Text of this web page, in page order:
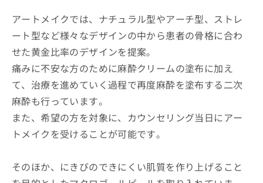
アートメイクでは、ナチュラル型やアーチ型、ストレ
ート型など様々なデザインの中から患者の骨格に合わ
せた黄金比率のデザインを提案。
痛みに不安な方のために麻酔クリームの塗布に加え
て、治療を進めていく過程で再度麻酔を塗布する二次
麻酔も行っています。
また、希望の方を対象に、カウンセリング当日にアー
トメイクを受けることが可能です。
そのほか、にきびのできにくい肌質を作り上げること